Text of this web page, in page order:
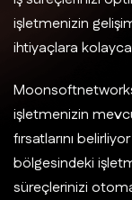
işletmenizin
ihtiyaçlara
işletmenizin
fırsatlarını
bölgesindeki
süreçlerinizi